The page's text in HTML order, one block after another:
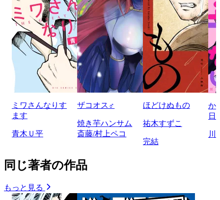
ミワさんなりす
ます
青木Ｕ平
ザコオス♂
焼き芋ハンサム
斎藤/村上ペコ
ほどけぬもの
祐木すずこ
完結
か
日
川
同じ著者の作品
もっと見る